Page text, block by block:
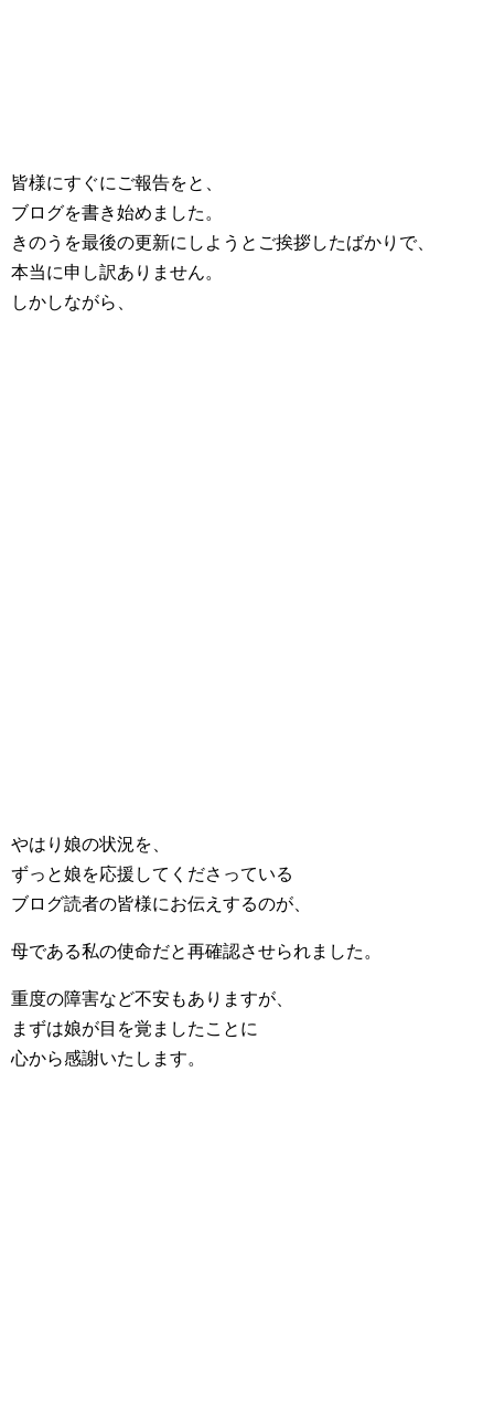
皆様にすぐにご報告をと、
ブログを書き始めました。
きのうを最後の更新にしようとご挨拶したばかりで、
本当に申し訳ありません。
しかしながら、
やはり娘の状況を、
ずっと娘を応援してくださっている
ブログ読者の皆様にお伝えするのが、
母である私の使命だと再確認させられました。
重度の障害など不安もありますが、
まずは娘が目を覚ましたことに
心から感謝いたします。